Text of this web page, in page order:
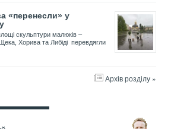
«перенесли» у
скульптури малюків –
Хорива та Либіді перевдягли
Архів розділу »